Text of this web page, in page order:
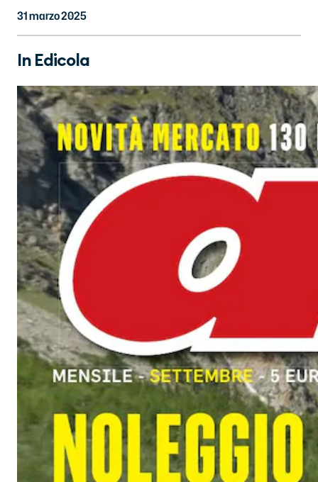
31 marzo 2025
In Edicola